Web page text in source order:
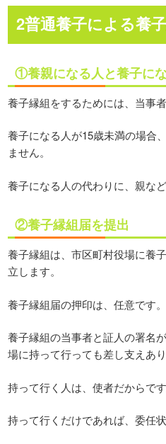
2普通養子による養
①養親になる人と養子に
養子縁組をするためには、当事
養子になる人が15歳未満の場合
ません。
養子になる人の代わりに、親な
②養子縁組届を提出
養子縁組は、市区町村役場に養
立します。
養子縁組届の押印は、任意です。
養子縁組の当事者と証人の署名
場に持って行っても差し支えあり
持って行く人は、使者だからです
持って行くだけであれば、委任状